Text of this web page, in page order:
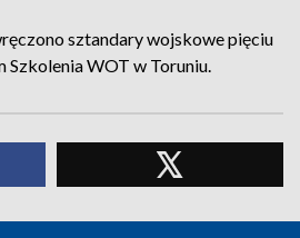
sztandary wojskowe pięciu
Szkolenia WOT w Toruniu.